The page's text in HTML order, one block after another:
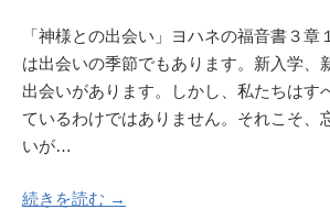
「神様との出会い」ヨハネの福音書３章
は出会いの季節でもあります。新入学、
出会いがあります。しかし、私たちはす
ているわけではありません。それこそ、
いが…
続きを読む →